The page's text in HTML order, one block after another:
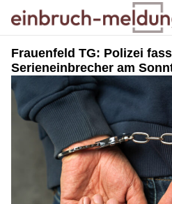
Frauenfeld TG: Polizei
Serieneinbrecher am